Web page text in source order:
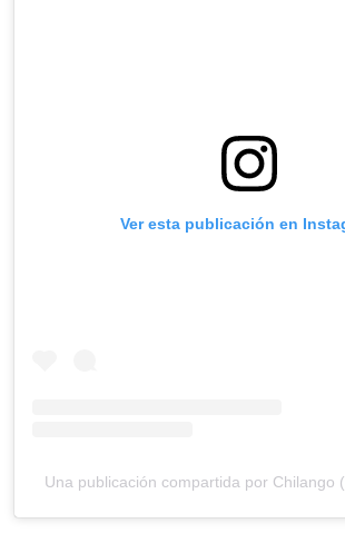
Ver esta publicación en
Una publicación compartida por Chilango